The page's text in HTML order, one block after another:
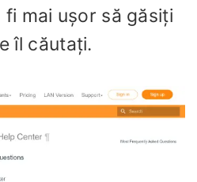
mai ușor să găsiți
îl căutați.